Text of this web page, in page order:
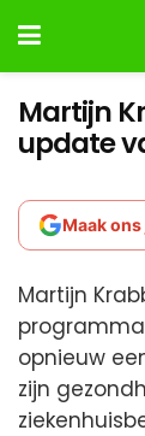
Martijn
update
Maak
Martijn
opnieuw
zijn